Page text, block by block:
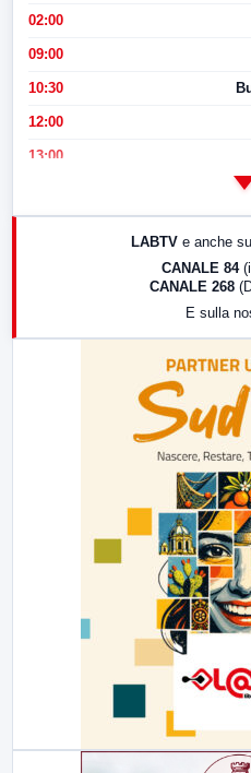
02:00
09:00
10:30
12:00
13:00
LABTV e anche
CANALE 84
CANALE 268
E sulla